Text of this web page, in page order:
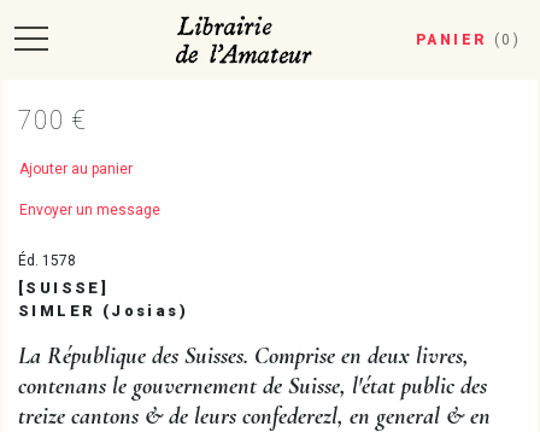
PANIER ( 0 )
700 €
Ajouter au panier
Envoyer un message
Éd. 1578
[SUISSE]
SIMLER (Josias)
La République des Suisses. Comprise en deux livres,
contenans le gouvernement de Suisse, l'état public des
treize cantons & de leurs confederezl, en general & en